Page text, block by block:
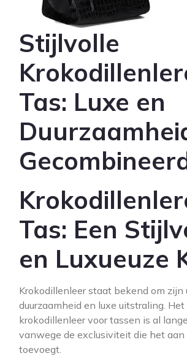
Stijlvolle
Tas: Luxe en
Tas: Een
en Luxueuze
Krokodillenleer staat bekend om zijn
duurzaamheid en luxe uitstraling.
krokodillenleer voor tassen is al
vanwege de exclusiviteit die het aan
toevoegt.